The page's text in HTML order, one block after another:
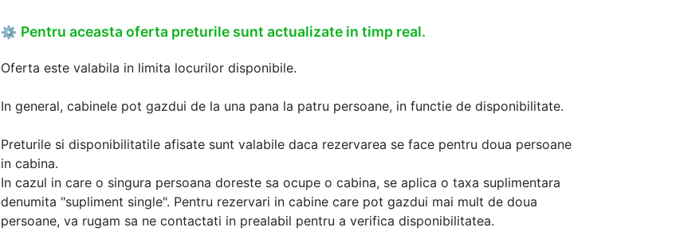
⚙ Pentru aceasta oferta preturile sunt actualizate in timp real.
Oferta este valabila in limita locurilor disponibile.
In general, cabinele pot gazdui de la una pana la patru persoane, in functie de disponibilitate.
Preturile si disponibilitatile afisate sunt valabile daca rezervarea se face pentru doua persoane
in cabina.
In cazul in care o singura persoana doreste sa ocupe o cabina, se aplica o taxa suplimentara
denumita "supliment single". Pentru rezervari in cabine care pot gazdui mai mult de doua
persoane, va rugam sa ne contactati in prealabil pentru a verifica disponibilitatea.